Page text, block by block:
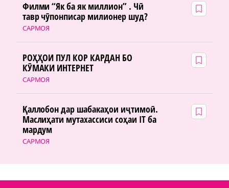
САРМОЯ
Филми “Як ба як миллион” . Чӣ
тавр чӯпонписар милионер шуд?
САРМОЯ
РОҲҲОИ ПУЛ КОР КАРДАН БО
КӮМАКИ ИНТЕРНЕТ
САРМОЯ
Қаллобон дар шабакаҳои иҷтимоӣ.
Маслиҳати мутахассиси соҳаи IT ба
мардум